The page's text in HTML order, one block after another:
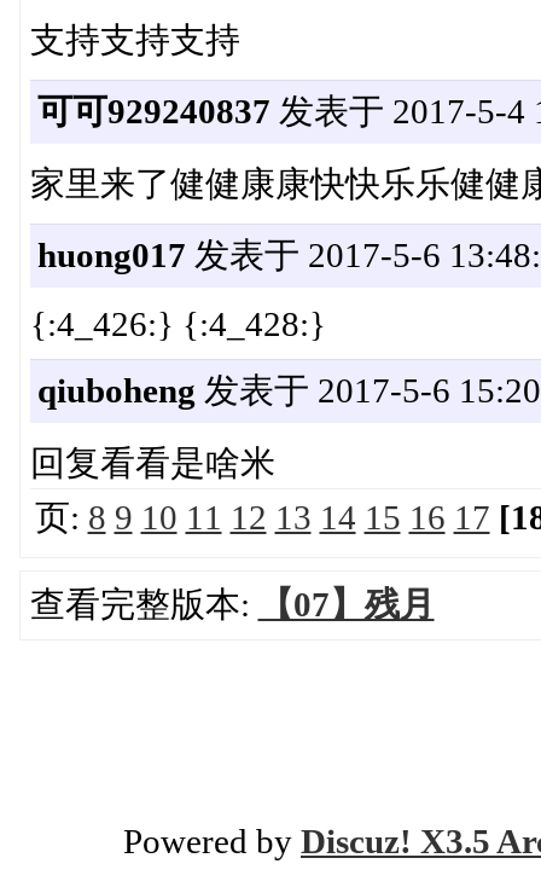
支持支持支持
可可929240837 发表于 2017-5-4
家里来了健健康康快快乐乐健健
huong017 发表于 2017-5-6
{:4_426:} {:4_428:}
qiuboheng 发表于 2017-5-6
回复看看是啥米
页: 8 9 10 11 12 13 14 15 16 17
查看完整版本: 【07】残月
Powered by Discuz! X3.5